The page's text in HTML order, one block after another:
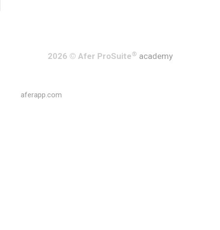
2026 © Afer ProSuite® academy
aferapp.com